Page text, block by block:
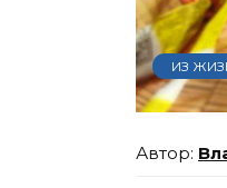
ИЗ